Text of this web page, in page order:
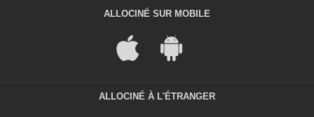
ALLOCINÉ SUR MOBILE
ALLOCINÉ À L'ÉTRANGER